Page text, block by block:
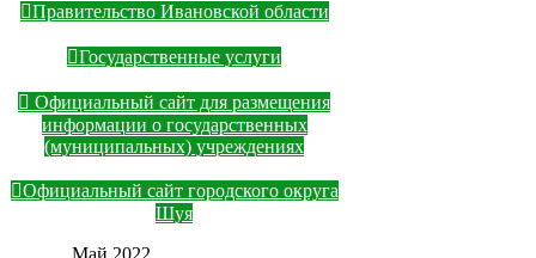
Правительство Ивановской области
Государственные услуги
Официальный сайт для размещения
информации о государственных
(муниципальных) учреждениях
Официальный сайт городского округа
Шуя